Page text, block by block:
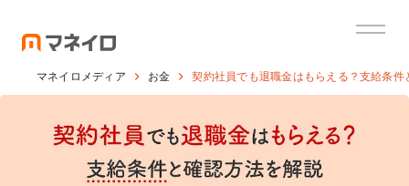
マネイロメディア お金 契約社員でも退職金はもらえる？支給条件